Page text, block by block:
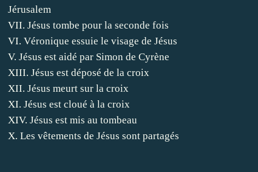
Jérusalem
VII. Jésus tombe pour la seconde fois
VI. Véronique essuie le visage de Jésus
V. Jésus est aidé par Simon de Cyrène
XIII. Jésus est déposé de la croix
XII. Jésus meurt sur la croix
XI. Jésus est cloué à la croix
XIV. Jésus est mis au tombeau
X. Les vêtements de Jésus sont partagés